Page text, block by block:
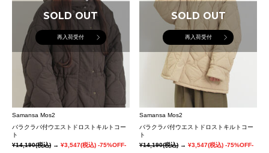
SOLD OUT
再入荷受付
Samansa Mos2
バラクラバ付ウエストドロストキルトコー
ト
¥14,190(税込) → ¥3,547(税込) -75%OFF-
SOLD OUT
再入荷受付
Samansa Mos2
バラクラバ付ウエストドロストキルトコー
ト
¥14,190(税込)→¥3,547(税込) -75%OFF-